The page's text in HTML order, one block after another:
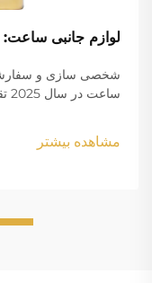
لوازم جانبی ساعت: در سال
شخصی سازی و
واقعا می خواهند
اين چيزهاي سفارشي
مشاهده بیشتر